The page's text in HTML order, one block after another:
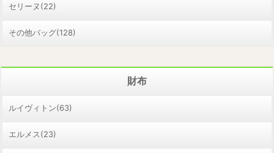
セリーヌ(22)
その他バッグ(128)
財布
ルイヴィトン(63)
エルメス(23)